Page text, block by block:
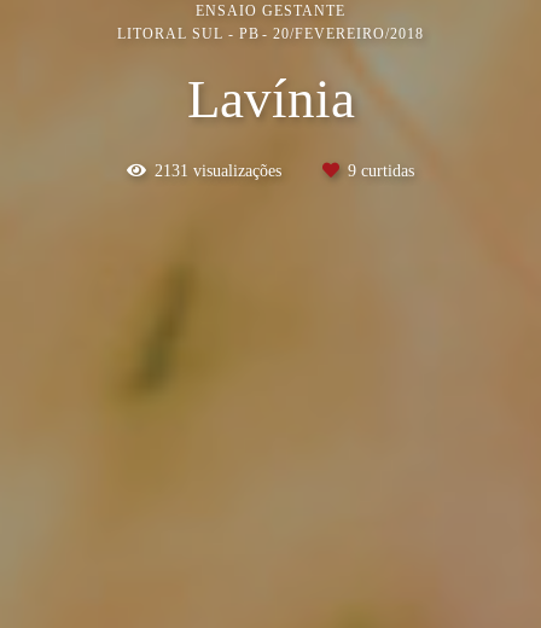
ENSAIO GESTANTE
LITORAL SUL - PB
20/FEVEREIRO/2018
Lavínia
2131 visualizações 9 curtidas